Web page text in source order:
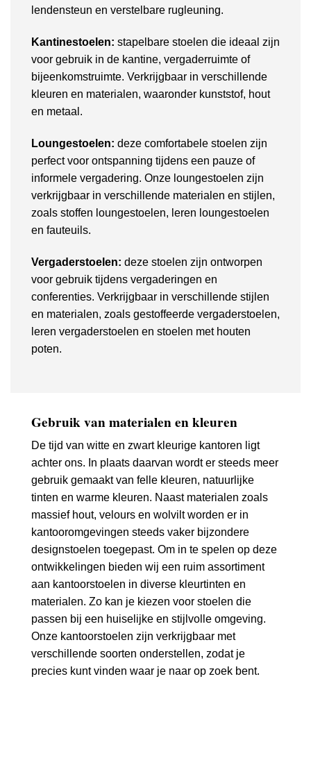
lendensteun en verstelbare rugleuning.
Kantinestoelen: stapelbare stoelen die ideaal zijn
voor gebruik in de kantine, vergaderruimte of
bijeenkomstruimte. Verkrijgbaar in verschillende
kleuren en materialen, waaronder kunststof, hout
en metaal.
Loungestoelen: deze comfortabele stoelen zijn
perfect voor ontspanning tijdens een pauze of
informele vergadering. Onze loungestoelen zijn
verkrijgbaar in verschillende materialen en stijlen,
zoals stoffen loungestoelen, leren loungestoelen
en fauteuils.
Vergaderstoelen: deze stoelen zijn ontworpen
voor gebruik tijdens vergaderingen en
conferenties. Verkrijgbaar in verschillende stijlen
en materialen, zoals gestoffeerde vergaderstoelen,
leren vergaderstoelen en stoelen met houten
poten.
Gebruik van materialen en kleuren
De tijd van witte en zwart kleurige kantoren ligt
achter ons. In plaats daarvan wordt er steeds meer
gebruik gemaakt van felle kleuren, natuurlijke
tinten en warme kleuren. Naast materialen zoals
massief hout, velours en wolvilt worden er in
kantooromgevingen steeds vaker bijzondere
designstoelen toegepast. Om in te spelen op deze
ontwikkelingen bieden wij een ruim assortiment
aan kantoorstoelen in diverse kleurtinten en
materialen. Zo kan je kiezen voor stoelen die
passen bij een huiselijke en stijlvolle omgeving.
Onze kantoorstoelen zijn verkrijgbaar met
verschillende soorten onderstellen, zodat je
precies kunt vinden waar je naar op zoek bent.